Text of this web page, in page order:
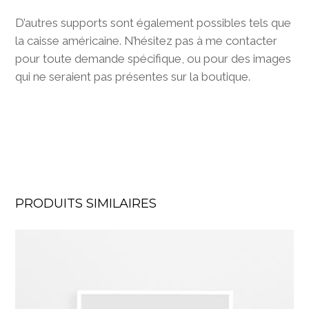
D’autres supports sont également possibles tels que
la caisse américaine. N’hésitez pas à me contacter
pour toute demande spécifique, ou pour des images
qui ne seraient pas présentes sur la boutique.
PRODUITS SIMILAIRES